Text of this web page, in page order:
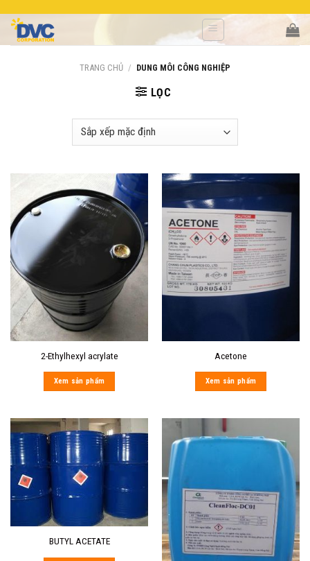
content
TRANG CHỦ / DUNG MÔI CÔNG NGHIỆP
LỌC
2-Ethylhexyl acrylate
Xem sản phẩm
Acetone
Xem sản phẩm
BUTYL ACETATE